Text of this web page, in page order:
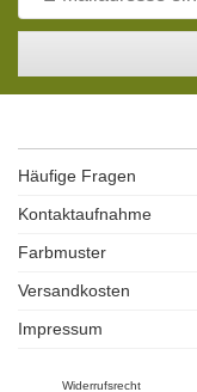
Häufige Fragen
Kontaktaufnahme
Farbmuster
Versandkosten
Impressum
Widerrufsrecht